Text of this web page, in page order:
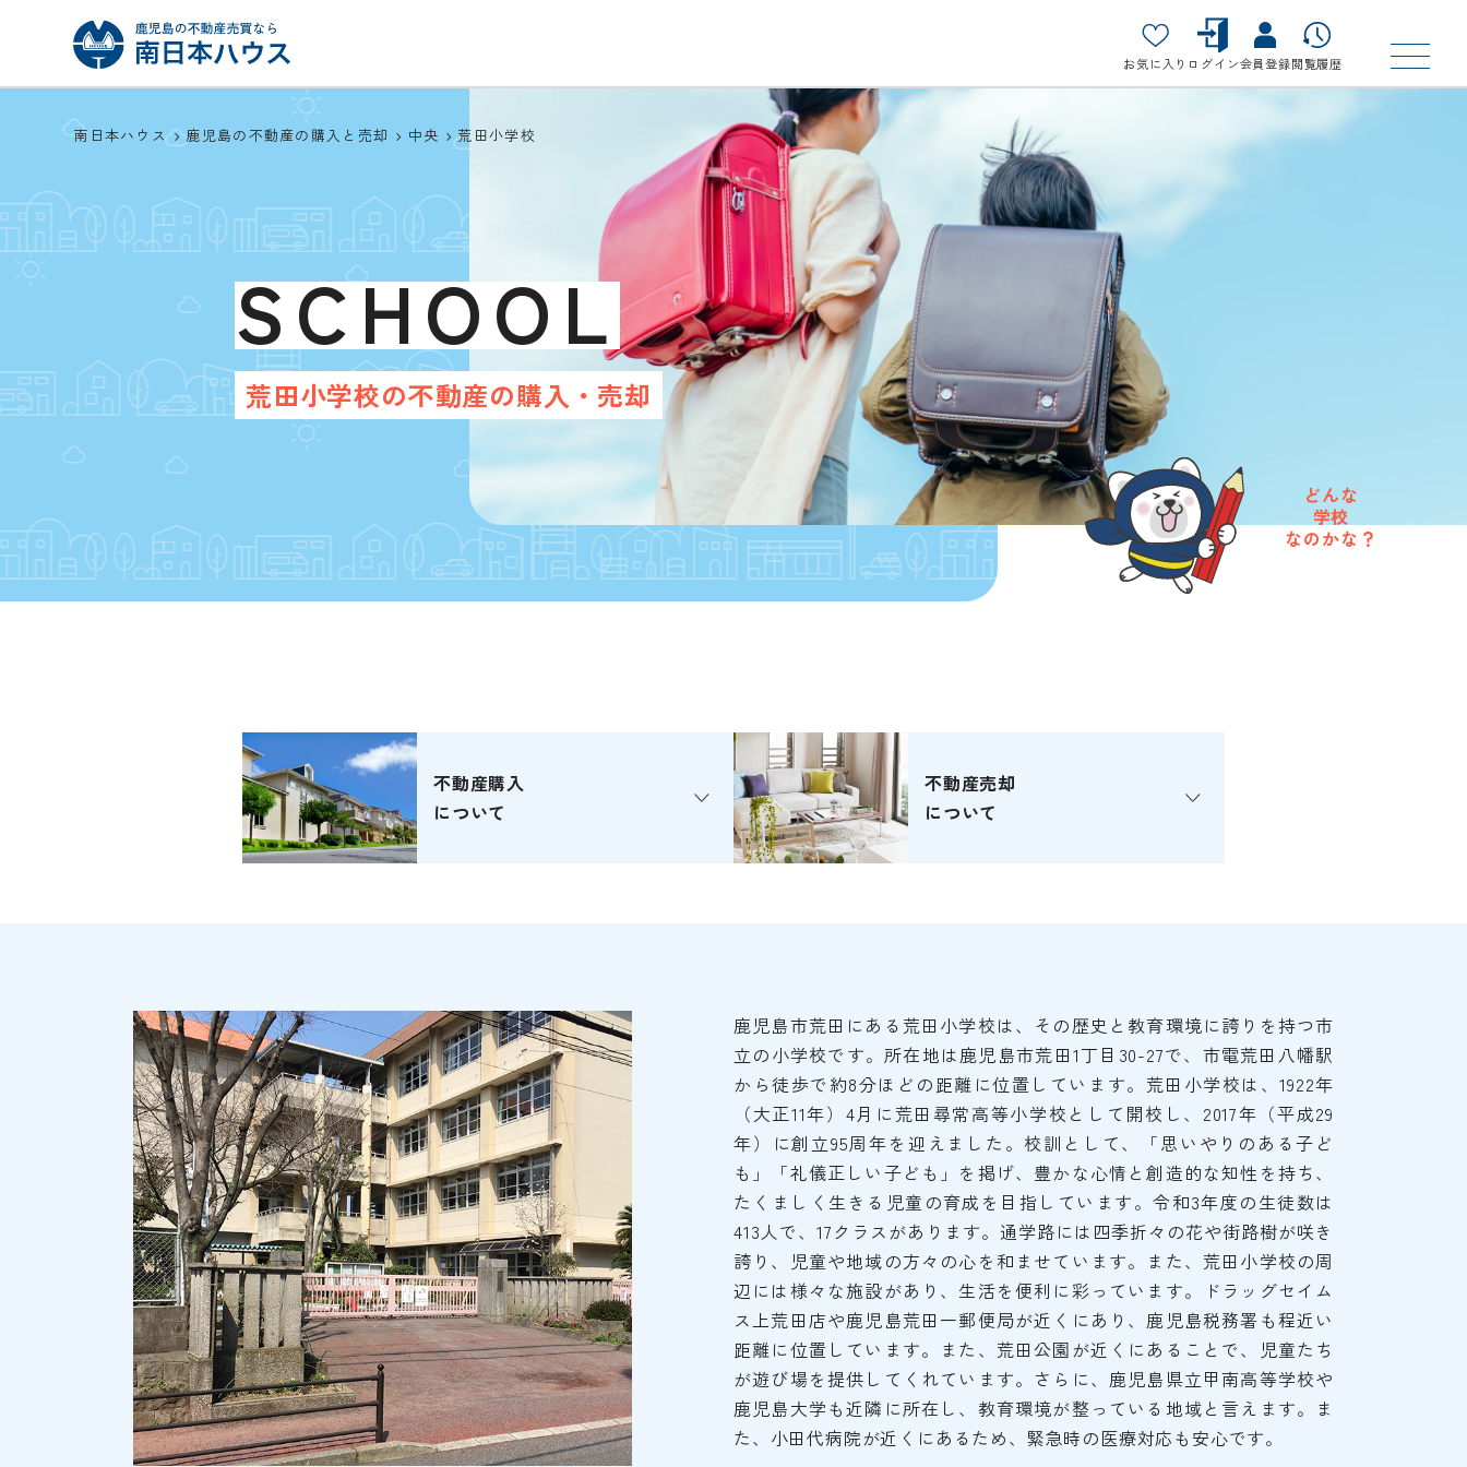
お気に入り ログイン会員登録閲覧履歴
南日本ハウス 鹿児島の不動産の購入と売却 中央 荒田小学校
SCHOOL
荒田小学校の不動産の購入・売却
どんな
学校
なのかな？
不動産購入
について
不動産売却
について
鹿児島市荒田にある荒田小学校は、その歴史と教育環境に誇りを持つ市
立の小学校です。所在地は鹿児島市荒田1丁目30-27で、市電荒田八幡駅
から徒歩で約8分ほどの距離に位置しています。荒田小学校は、1922年
（大正11年）4月に荒田尋常高等小学校として開校し、2017年（平成29
年）に創立95周年を迎えました。校訓として、「思いやりのある子ど
も」「礼儀正しい子ども」を掲げ、豊かな心情と創造的な知性を持ち、
たくましく生きる児童の育成を目指しています。令和3年度の生徒数は
413人で、17クラスがあります。通学路には四季折々の花や街路樹が咲き
誇り、児童や地域の方々の心を和ませています。また、荒田小学校の周
辺には様々な施設があり、生活を便利に彩っています。ドラッグセイム
ス上荒田店や鹿児島荒田一郵便局が近くにあり、鹿児島税務署も程近い
距離に位置しています。また、荒田公園が近くにあることで、児童たち
が遊び場を提供してくれています。さらに、鹿児島県立甲南高等学校や
鹿児島大学も近隣に所在し、教育環境が整っている地域と言えます。ま
た、小田代病院が近くにあるため、緊急時の医療対応も安心です。